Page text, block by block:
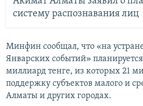
систему распознавания лиц
Минфин сообщал, что «на
Январских событий»
миллиард тенге, из которых 21
поддержку субъектов малого и
Алматы и других городах.